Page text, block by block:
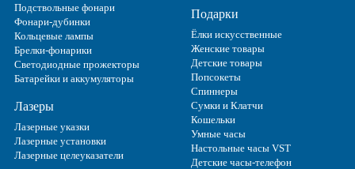
Подствольные фонари
Фонари-дубинки
Кольцевые лампы
Брелки-фонарики
Светодиодные прожекторы
Батарейки и аккумуляторы
Лазеры
Лазерные указки
Лазерные установки
Лазерные целеуказатели
Подарки
Ёлки искусственные
Женские товары
Детские товары
Попсокеты
Спиннеры
Сумки и Клатчи
Кошельки
Умные часы
Настольные часы VST
Детские часы-телефон